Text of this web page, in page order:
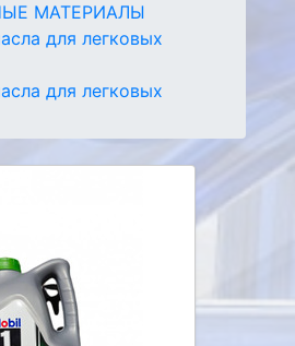
МАТЕРИАЛЫ
для легковых
для легковых